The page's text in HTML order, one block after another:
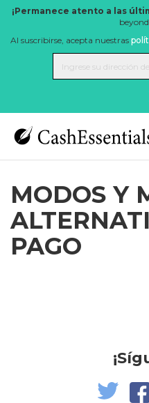
¡Permanece atento a las
Al suscribirse, acepta nuestras
MODOS Y
PAGO